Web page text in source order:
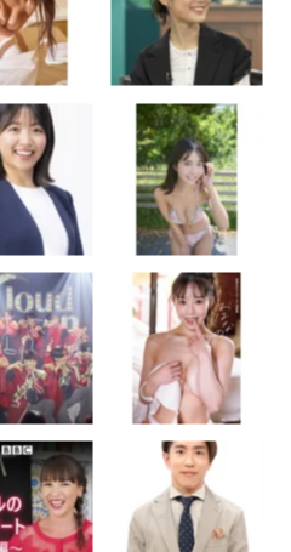
すと、2013年6月からはNHK
』に出演。
チレモン」（学研教育出版）
のドラマ『ハクバノ王子サマ
系 毎週（木） 後11・59）
希美青／ゆうきみお」が10
ameblo.jp/yuki-mio-horipro/
みつ」
ドショー